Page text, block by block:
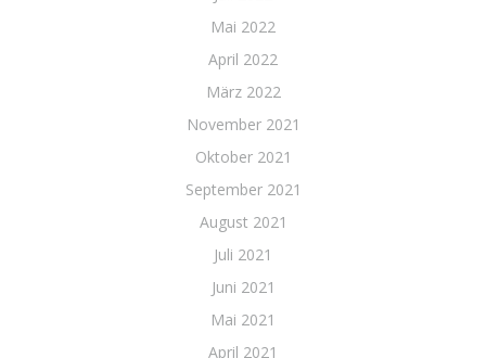
Mai 2022
April 2022
März 2022
November 2021
Oktober 2021
September 2021
August 2021
Juli 2021
Juni 2021
Mai 2021
April 2021